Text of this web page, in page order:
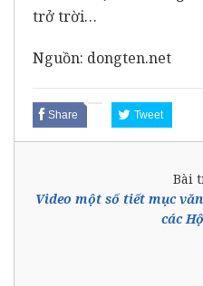
trở trời…
Nguồn: dongten.net
Share Tweet
Bài
Video một số tiết mục
các